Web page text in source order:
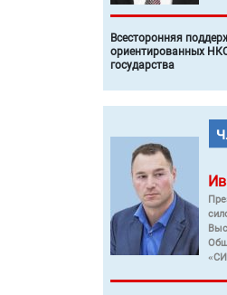
Всесторонняя
ориентированных
государства